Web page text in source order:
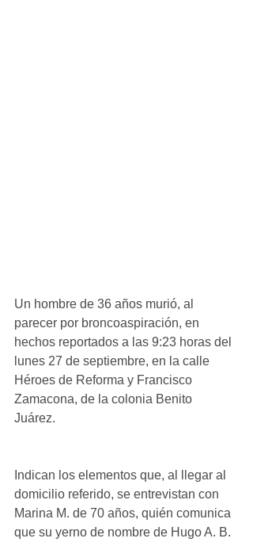
Un hombre de 36 años murió, al
parecer por broncoaspiración, en
hechos reportados a las 9:23 horas del
lunes 27 de septiembre, en la calle
Héroes de Reforma y Francisco
Zamacona, de la colonia Benito
Juárez.
Indican los elementos que, al llegar al
domicilio referido, se entrevistan con
Marina M. de 70 años, quién comunica
que su yerno de nombre de Hugo A. B.